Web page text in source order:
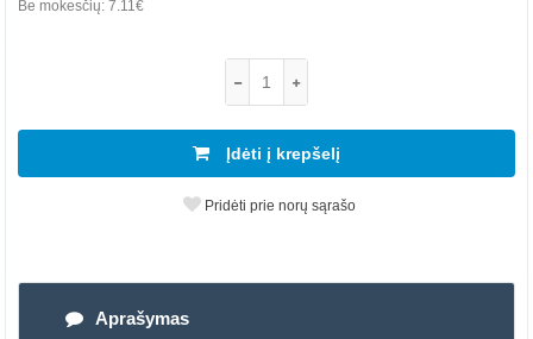
Be mokesčių: 7.11€
Įdėti į krepšelį
Pridėti prie norų sąrašo
Aprašymas